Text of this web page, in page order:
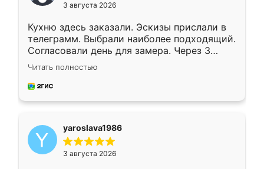
3 августа 2026
Кухню здесь заказали. Эскизы прислали в
телеграмм. Выбрали наиболее подходящий.
Согласовали день для замера. Через 3
недели кухня была уже готова. Остались
довольны работой. Спасибо Ренессанс
мебель за качественную работу!
Читать полностью
yaroslava1986
3 августа 2026